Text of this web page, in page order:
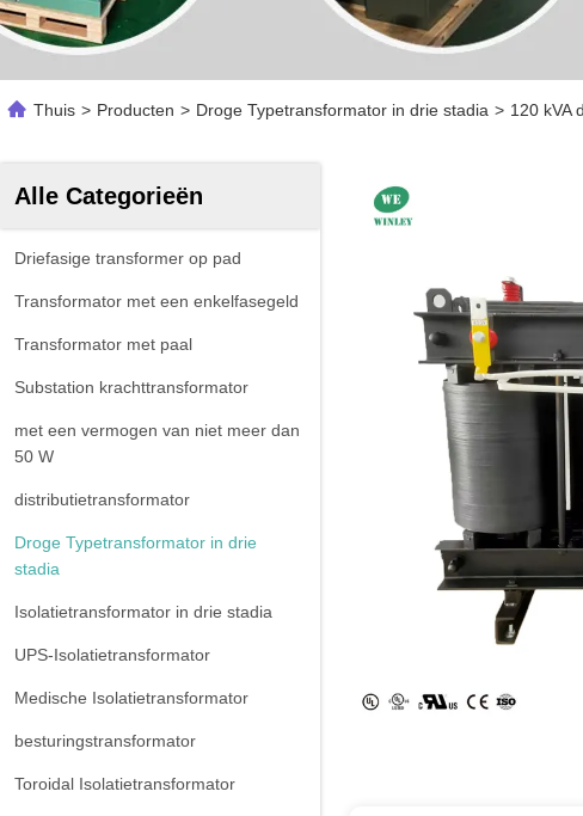
Thuis > Producten > Droge Typetransformator in drie stadia > 120 kVA
Alle Categorieën
Driefasige transformer op pad
Transformator met een enkelfasegeld
Transformator met paal
Substation krachttransformator
met een vermogen van niet meer dan
50 W
distributietransformator
Droge Typetransformator in drie
stadia
Isolatietransformator in drie stadia
UPS-Isolatietransformator
Medische Isolatietransformator
besturingstransformator
Toroidal Isolatietransformator